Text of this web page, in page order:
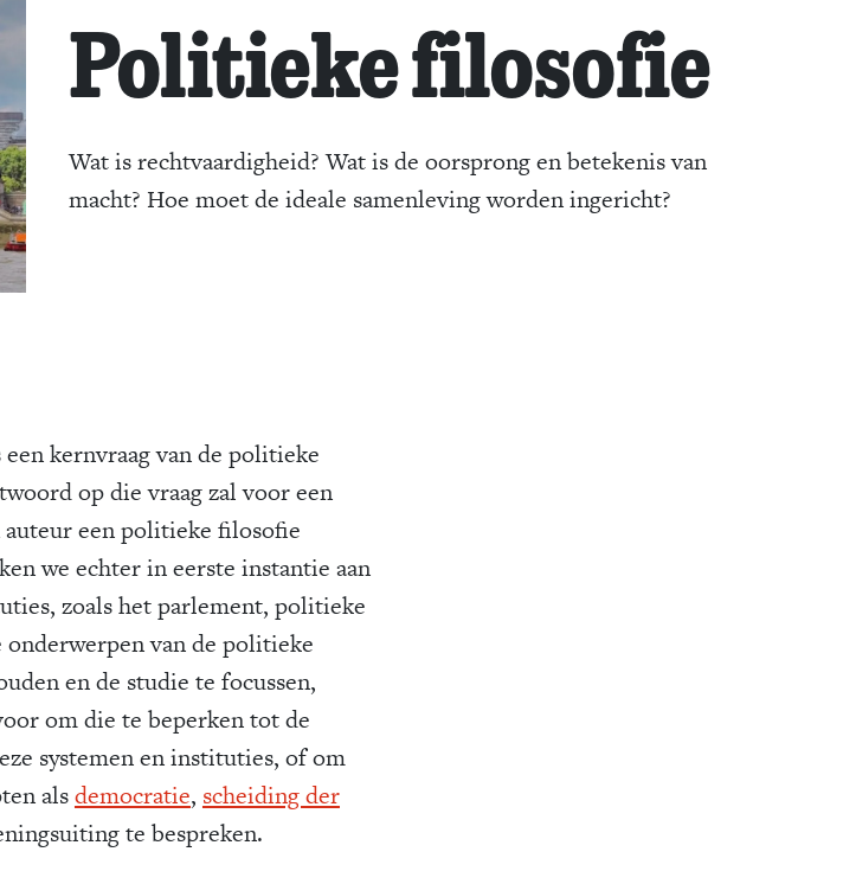
Politieke filosofie
Wat is rechtvaardigheid? Wat is de oorsprong en betekenis van
macht? Hoe moet de ideale samenleving worden ingericht?
kernvraag van de politieke
op die vraag zal voor een
een politieke filosofie
we echter in eerste instantie aan
zoals het parlement, politieke
van de politieke
en de studie te focussen,
om die te beperken tot de
systemen en instituties, of om
alsdemocratie, scheiding der
te bespreken.